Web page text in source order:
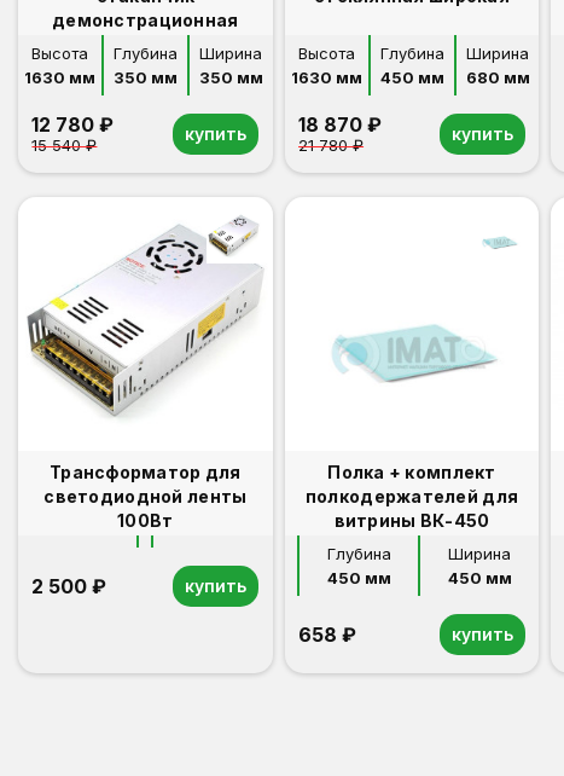
демонстрационная
Высота
1630 мм
Глубина
350 мм
Ширина
350 мм
12 780 ₽
15 540 ₽
купить
Высота
1630 мм
Глубина
450 мм
Ширина
680 мм
18 870 ₽
21 780 ₽
купить
Трансформатор для
светодиодной ленты
100Вт
2 500 ₽ купить
Полка + комплект
полкодержателей для
витрины ВК-450
Глубина
450 мм
Ширина
450 мм
658 ₽ купить